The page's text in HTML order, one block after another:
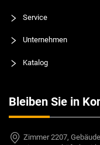
Service
Unternehmen
Katalog
Bleiben Sie in
Zimmer 2207,